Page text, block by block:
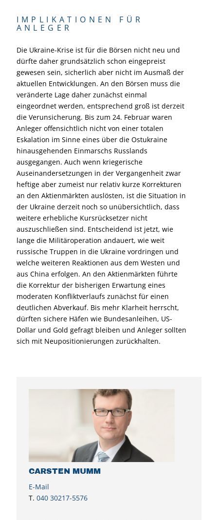
IMPLIKATIONEN FÜR
ANLEGER
Die Ukraine-Krise ist für die Börsen nicht neu und
dürfte daher grundsätzlich schon eingepreist
gewesen sein, sicherlich aber nicht im Ausmaß der
aktuellen Entwicklungen. An den Börsen muss die
veränderte Lage daher zunächst einmal
eingeordnet werden, entsprechend groß ist derzeit
die Verunsicherung. Bis zum 24. Februar waren
Anleger offensichtlich nicht von einer totalen
Eskalation im Sinne eines über die Ostukraine
hinausgehenden Einmarschs Russlands
ausgegangen. Auch wenn kriegerische
Auseinandersetzungen in der Vergangenheit zwar
heftige aber zumeist nur relativ kurze Korrekturen
an den Aktienmärkten auslösten, ist die Situation in
der Ukraine derzeit noch so unübersichtlich, dass
weitere erhebliche Kursrücksetzer nicht
auszuschließen sind. Entscheidend ist jetzt, wie
lange die Militäroperation andauert, wie weit
russische Truppen in die Ukraine vordringen und
welche weiteren Reaktionen aus dem Westen und
aus China erfolgen. An den Aktienmärkten führte
die Korrektur der bisherigen Erwartung eines
moderaten Konfliktverlaufs zunächst für einen
deutlichen Abverkauf. Bis mehr Klarheit herrscht,
dürften sichere Häfen wie Bundesanleihen, US-
Dollar und Gold gefragt bleiben und Anleger sollten
sich mit Neupositionierungen zurückhalten.
CARSTEN MUMM
E-Mail
T. 040 30217-5576